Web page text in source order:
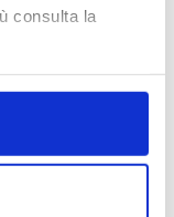
consulta la